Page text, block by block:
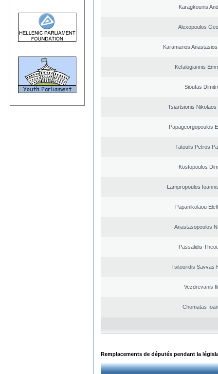
Karagkounis
Alexopoulos
Karamarios
Kefalogiannis
Sioufas
Tsiartsionis Nikolaos
Papageorgopoulos
Tatoulis Petros
Kostopoulos
Lampropoulos
Papanikolaou
Anastasopoulos
Passalidis
Tsitouridis Savvas
Vezdrevanis
Chomatas
Remplacements de députés pendant la